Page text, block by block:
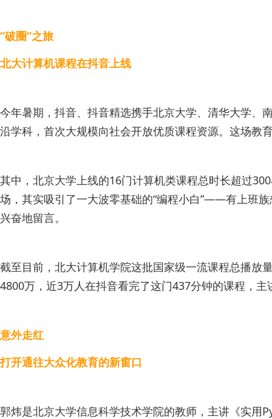
“破圈”之旅
北大计算机课程在抖音上线
今年暑期，抖音、抖音精选携手北京大学、清华大学
沿学科，首次大规模向社会开放优质课程资源。这场教
其中，北京大学上线的16门计算机类课程总时长超过
场，其实吸引了一大波零基础的“编程小白”——有上班
兴奋地留言。
截至目前，北大计算机学院这批国家级一流课程总播放
4800万，近3万人在抖音看完了这门437分钟的课程，
意外走红
打开通往大众化教育的新窗口
郭炜是北京大学信息科学技术学院的教师，主讲《实用